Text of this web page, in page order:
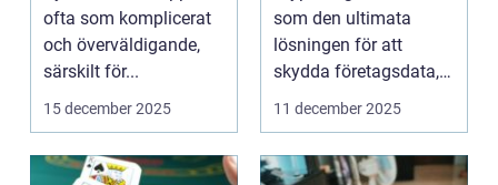
icke-tekniska
användare
ofta som komplicerat
och överväldigande,
särskilt för...
15 december 2025
missleda företag
som den ultimata
lösningen för att
skydda företagsdata,
men verkl...
11 december 2025